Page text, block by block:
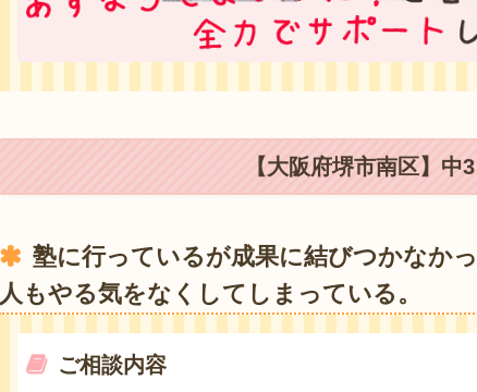
【大阪府堺市南区】中
塾に行っているが成果に結びつかなか
人もやる気をなくしてしまっている。
ご相談内容